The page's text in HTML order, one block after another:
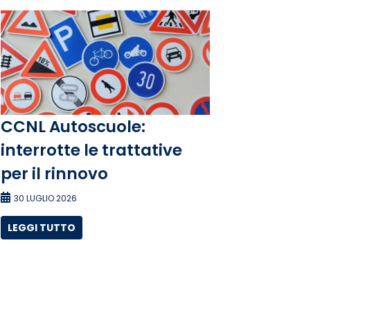
CCNL Autoscuole:
interrotte le trattative
per il rinnovo
30 LUGLIO 2026
LEGGI TUTTO